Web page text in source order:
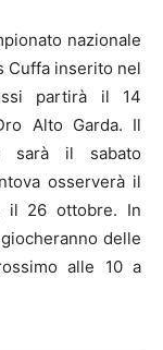
nazionale
Cuffa inserito nel
partirà il 14
Alto Garda. Il
sarà il sabato
osserverà il
il 26 ottobre. In
delle
alle 10 a